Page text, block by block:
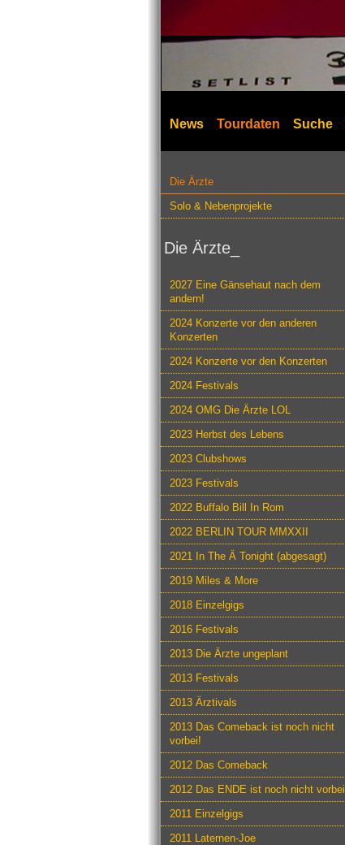
News Tourdaten Suche
Die Ärzte
Solo & Nebenprojekte
Die Ärzte_
2027 Eine Gänsehaut nach dem
andern!
2024 Konzerte vor den anderen
Konzerten
2024 Konzerte vor den Konzerten
2024 Festivals
2024 OMG Die Ärzte LOL
2023 Herbst des Lebens
2023 Clubshows
2023 Festivals
2022 Buffalo Bill In Rom
2022 BERLIN TOUR MMXXII
2021 In The Ä Tonight (abgesagt)
2019 Miles & More
2018 Einzelgigs
2016 Festivals
2013 Die Ärzte ungeplant
2013 Festivals
2013 Ärztivals
2013 Das Comeback ist noch nicht
vorbei!
2012 Das Comeback
2012 Das ENDE ist noch nicht vorbei
2011 Einzelgigs
2011 Laternen-Joe